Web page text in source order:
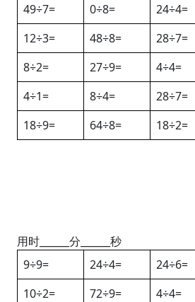
49÷7=
0÷8= 24÷4=
12÷3=
48÷8= 28÷7=
8÷2=
27÷9= 4÷4=
4÷1=
8÷4= 28÷7=
18÷9=
64÷8= 18÷2=
用时______分______秒
9÷9=
24÷4= 24÷6=
10÷2=
72÷9= 4÷4=